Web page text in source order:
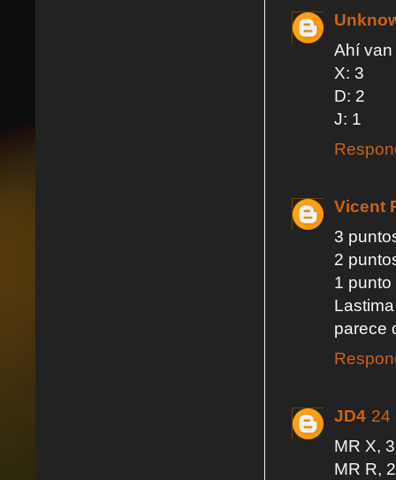
Ahí van
X: 3
D: 2
J: 1
Vicent
3
2
1 punto
parece
JD4 24
MR X,
MR R,